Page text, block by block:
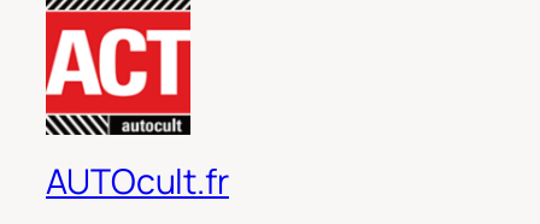
AUTOcult.fr